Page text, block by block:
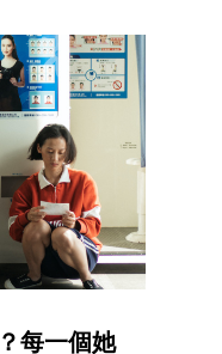
每一個她